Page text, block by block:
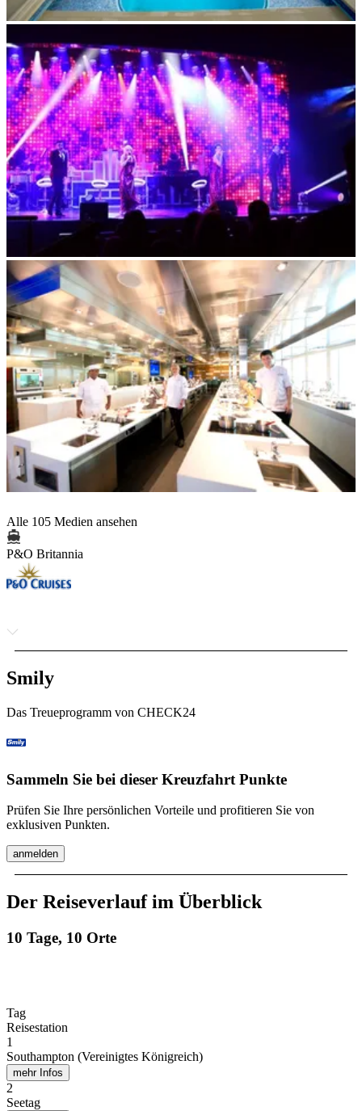
Alle 105 Medien ansehen
P&O Britannia
Smily
Das Treueprogramm von CHECK24
Sammeln Sie bei dieser Kreuzfahrt Punkte
Prüfen Sie Ihre persönlichen Vorteile und profitieren Sie von
exklusiven Punkten.
anmelden
Der Reiseverlauf im Überblick
10 Tage, 10 Orte
Tag
Reisestation
1
Southampton (Vereinigtes Königreich)
mehr Infos
2
Seetag